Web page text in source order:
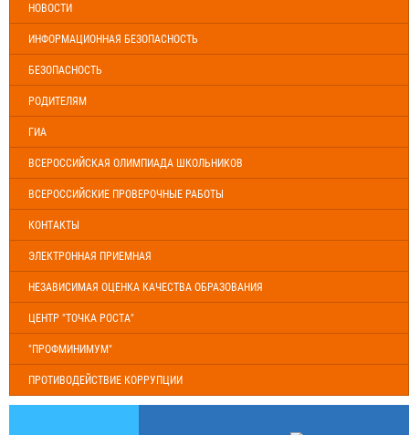
НОВОСТИ
ИНФОРМАЦИОННАЯ БЕЗОПАСНОСТЬ
БЕЗОПАСНОСТЬ
РОДИТЕЛЯМ
ГИА
ВСЕРОССИЙСКАЯ ОЛИМПИАДА ШКОЛЬНИКОВ
ВСЕРОССИЙСКИЕ ПРОВЕРОЧНЫЕ РАБОТЫ
КОНТАКТЫ
ЭЛЕКТРОННАЯ ПРИЕМНАЯ
НЕЗАВИСИМАЯ ОЦЕНКА КАЧЕСТВА ОБРАЗОВАНИЯ
ЦЕНТР "ТОЧКА РОСТА"
"ПРОФМИНИМУМ"
ПРОТИВОДЕЙСТВИЕ КОРРУПЦИИ